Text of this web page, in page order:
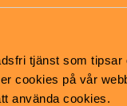
tjänst som
cookies på vår
använda cookies.
Karlaplan eller
till